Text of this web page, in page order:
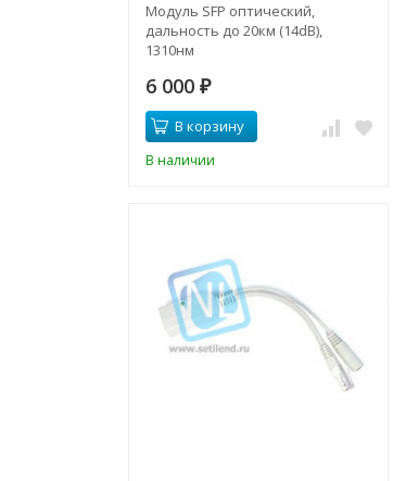
Модуль SFP оптический,
дальность до 20км (14dB),
1310нм
6 000 ₽
В корзину
В наличии